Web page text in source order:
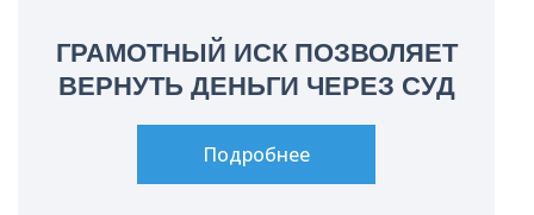
ГРАМОТНЫЙ ИСК ПОЗВОЛЯЕТ
ВЕРНУТЬ ДЕНЬГИ ЧЕРЕЗ СУД
Подробнее